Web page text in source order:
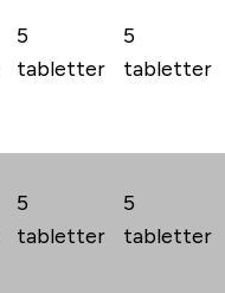
5
tabletter
5
tabletter
5
tabletter
5
tabletter